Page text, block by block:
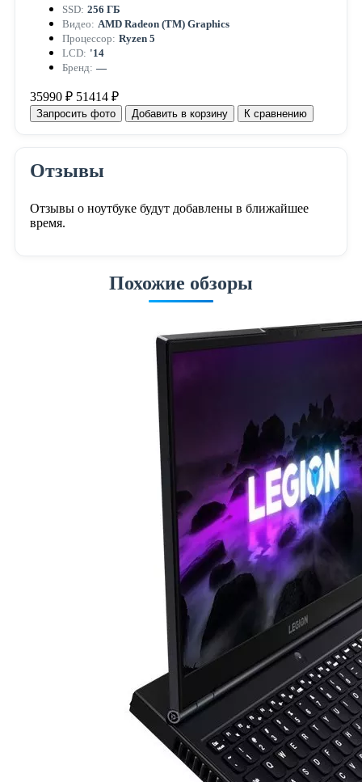
SSD: 256 ГБ
Видео: AMD Radeon (TM) Graphics
Процессор: Ryzen 5
LCD: '14
Бренд: —
35990 ₽ 51414 ₽
Запросить фото Добавить в корзину К сравнению
Отзывы
Отзывы о ноутбуке будут добавлены в ближайшее
время.
Похожие обзоры